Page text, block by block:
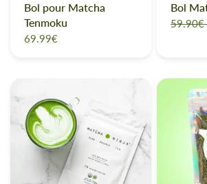
Bol pour Matcha
Tenmoku
69.99€
Bol
59.90€